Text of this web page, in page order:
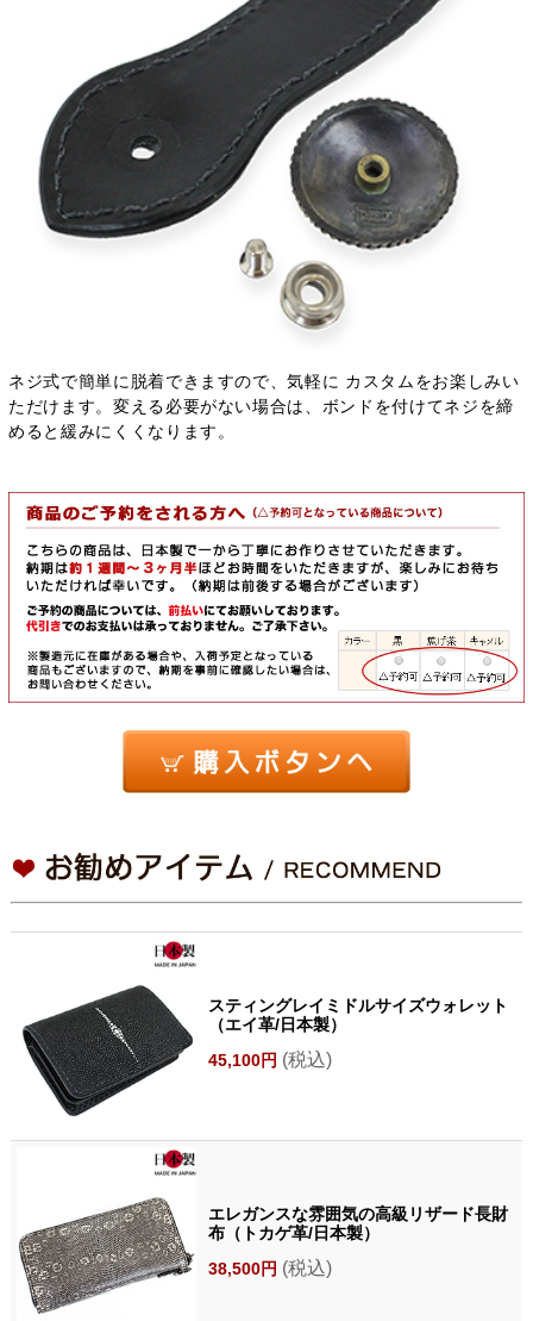
ネジ式で簡単に脱着できますので、気軽に カスタムをお楽しみい
ただけます。変える必要がない場合は、ボンドを付けてネジを締
めると緩みにくくなります。
スティングレイミドルサイズウォレット
（エイ革/日本製）
45,100円 (税込)
エレガンスな雰囲気の高級リザード長財
布（トカゲ革/日本製）
38,500円 (税込)